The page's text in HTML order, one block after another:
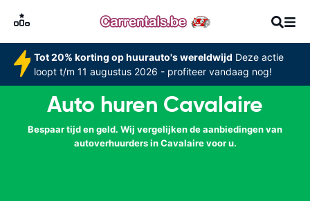
Tot 20% korting op huurauto's wereldwijd Deze actie
loopt t/m 11 augustus 2026 - profiteer vandaag nog!
Auto huren Cavalaire
Bespaar tijd en geld. Wij vergelijken de aanbiedingen van
autoverhuurders in Cavalaire voor u.